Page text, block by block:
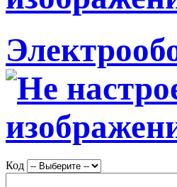
Код